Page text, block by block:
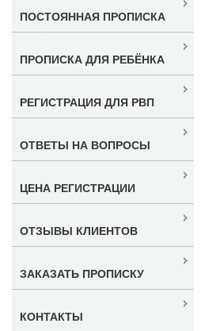
ПОСТОЯННАЯ ПРОПИСКА
ПРОПИСКА ДЛЯ РЕБЁНКА
РЕГИСТРАЦИЯ ДЛЯ РВП
ОТВЕТЫ НА ВОПРОСЫ
ЦЕНА РЕГИСТРАЦИИ
ОТЗЫВЫ КЛИЕНТОВ
ЗАКАЗАТЬ ПРОПИСКУ
КОНТАКТЫ